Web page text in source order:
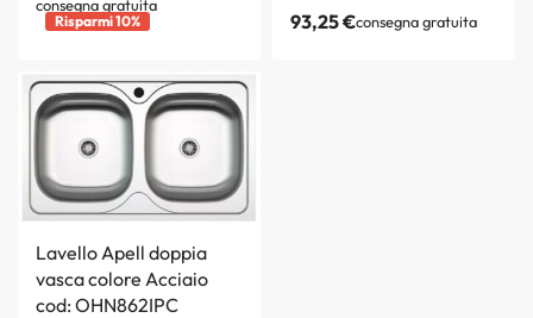
consegna gratuita
Risparmi 10%
93,25€consegna gratuita
Lavello Apell doppia
vasca colore Acciaio
cod: OHN862IPC